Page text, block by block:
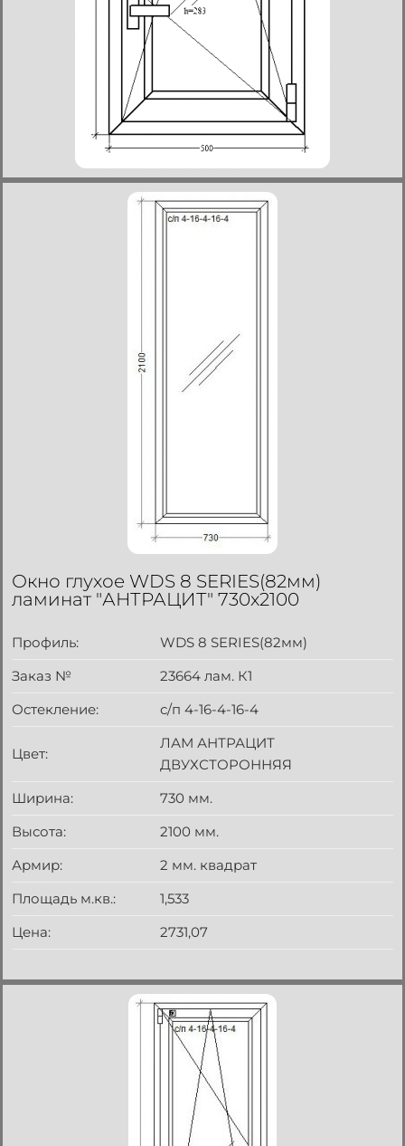
Окно глухое WDS 8 SERIES(82мм)
ламинат "АНТРАЦИТ" 730x2100
Профиль:
WDS 8 SERIES(82мм)
Заказ №
23664 лам. К1
Остекление:
с/п 4-16-4-16-4
Цвет:
ЛАМ АНТРАЦИТ
ДВУХСТОРОННЯЯ
Ширина:
730 мм.
Высота:
2100 мм.
Армир:
2 мм. квадрат
Площадь м.кв.:
1,533
Цена:
2731,07